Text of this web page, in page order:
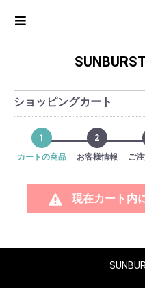
ショッピングカート
1
カートの商品
2
お客様情報
ご
現在カート内